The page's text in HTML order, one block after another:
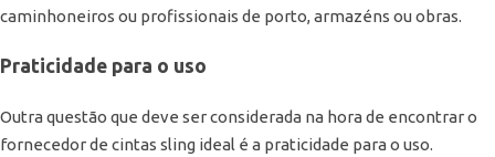
caminhoneiros ou profissionais de porto, armazéns ou obras.
Praticidade para o uso
Outra questão que deve ser considerada na hora de encontrar o
fornecedor de cintas sling ideal é a praticidade para o uso.